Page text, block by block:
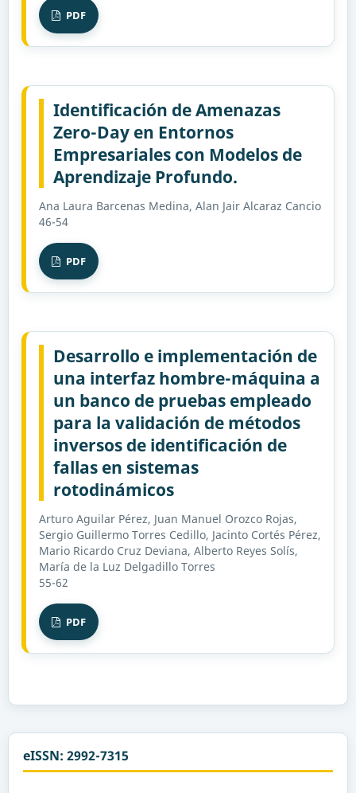
PDF
Identificación de Amenazas
Zero-Day en Entornos
Empresariales con Modelos de
Aprendizaje Profundo.
Ana Laura Barcenas Medina, Alan Jair Alcaraz Cancio
46-54
PDF
Desarrollo e implementación de
una interfaz hombre-máquina a
un banco de pruebas empleado
para la validación de métodos
inversos de identificación de
fallas en sistemas
rotodinámicos
Arturo Aguilar Pérez, Juan Manuel Orozco Rojas,
Sergio Guillermo Torres Cedillo, Jacinto Cortés Pérez,
Mario Ricardo Cruz Deviana, Alberto Reyes Solís,
María de la Luz Delgadillo Torres
55-62
PDF
eISSN: 2992-7315